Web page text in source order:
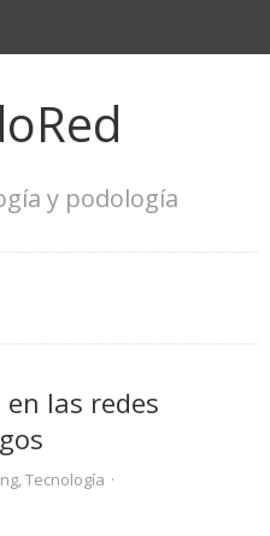
y podología
las redes
,Tecnología ·